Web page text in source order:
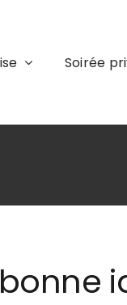
Soirée